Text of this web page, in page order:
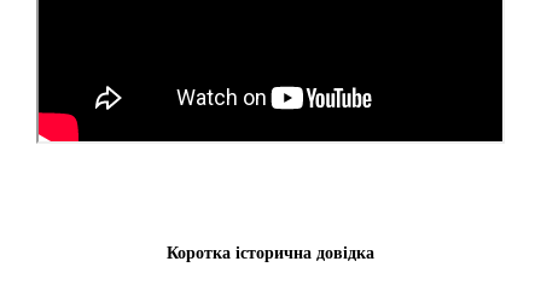
Коротка історична довідка